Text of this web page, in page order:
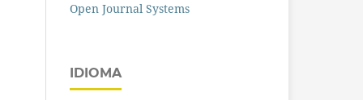
Open Journal Systems
IDIOMA